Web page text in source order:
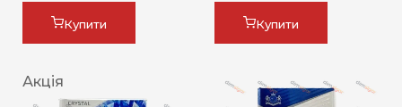
Купити Купити
Акція